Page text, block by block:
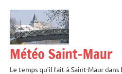
contenu
Météo Saint-Maur
Le temps qu'il fait à Saint-Maur dans